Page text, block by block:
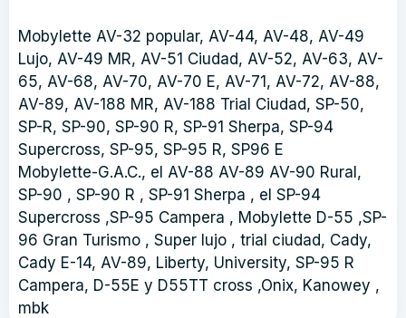
Mobylette AV-32 popular, AV-44, AV-48, AV-49
Lujo, AV-49 MR, AV-51 Ciudad, AV-52, AV-63, AV-
65, AV-68, AV-70, AV-70 E, AV-71, AV-72, AV-88,
AV-89, AV-188 MR, AV-188 Trial Ciudad, SP-50,
SP-R, SP-90, SP-90 R, SP-91 Sherpa, SP-94
Supercross, SP-95, SP-95 R, SP96 E
Mobylette-G.A.C., el AV-88 AV-89 AV-90 Rural,
SP-90 , SP-90 R , SP-91 Sherpa , el SP-94
Supercross ,SP-95 Campera , Mobylette D-55 ,SP-
96 Gran Turismo , Super lujo , trial ciudad, Cady,
Cady E-14, AV-89, Liberty, University, SP-95 R
Campera, D-55E y D55TT cross ,Onix, Kanowey ,
mbk